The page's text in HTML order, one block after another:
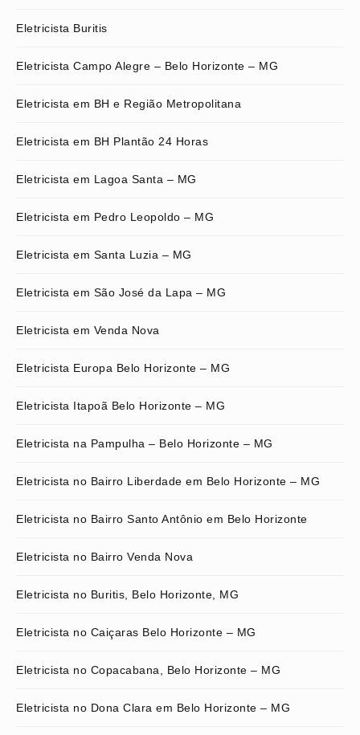
Eletricista Buritis
Eletricista Campo Alegre – Belo Horizonte – MG
Eletricista em BH e Região Metropolitana
Eletricista em BH Plantão 24 Horas
Eletricista em Lagoa Santa – MG
Eletricista em Pedro Leopoldo – MG
Eletricista em Santa Luzia – MG
Eletricista em São José da Lapa – MG
Eletricista em Venda Nova
Eletricista Europa Belo Horizonte – MG
Eletricista Itapoã Belo Horizonte – MG
Eletricista na Pampulha – Belo Horizonte – MG
Eletricista no Bairro Liberdade em Belo Horizonte – MG
Eletricista no Bairro Santo Antônio em Belo Horizonte
Eletricista no Bairro Venda Nova
Eletricista no Buritis, Belo Horizonte, MG
Eletricista no Caiçaras Belo Horizonte – MG
Eletricista no Copacabana, Belo Horizonte – MG
Eletricista no Dona Clara em Belo Horizonte – MG